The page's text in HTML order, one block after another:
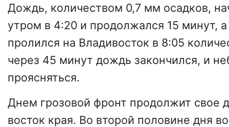
Дождь, количеством 0,7 мм осадков,
утром в 4:20 и продолжался 15 минут,
пролился на Владивосток в 8:05
через 45 минут дождь закончился, и
проясняться.
Днем грозовой фронт продолжит свое
восток края. Во второй половине дня